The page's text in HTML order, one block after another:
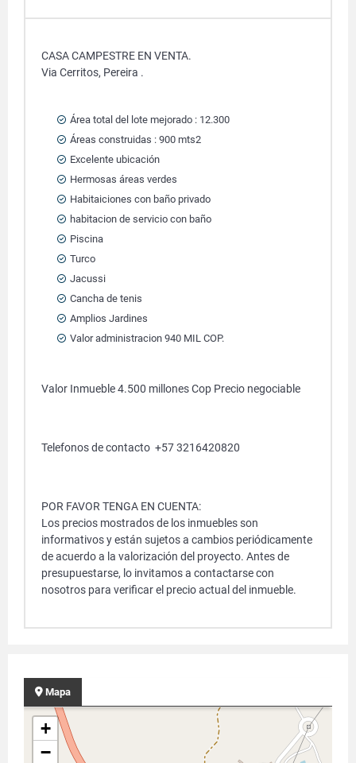
CASA CAMPESTRE EN VENTA.
Via Cerritos, Pereira .
Área total del lote mejorado : 12.300
Áreas construidas : 900 mts2
Excelente ubicación
Hermosas áreas verdes
Habitaiciones con baño privado
habitacion de servicio con baño
Piscina
Turco
Jacussi
Cancha de tenis
Amplios Jardines
Valor administracion 940 MIL COP.
Valor Inmueble 4.500 millones Cop Precio negociable
Telefonos de contacto +57 3216420820
POR FAVOR TENGA EN CUENTA:
Los precios mostrados de los inmuebles son
informativos y están sujetos a cambios periódicamente
de acuerdo a la valorización del proyecto. Antes de
presupuestarse, lo invitamos a contactarse con
nosotros para verificar el precio actual del inmueble.
Mapa
+
−